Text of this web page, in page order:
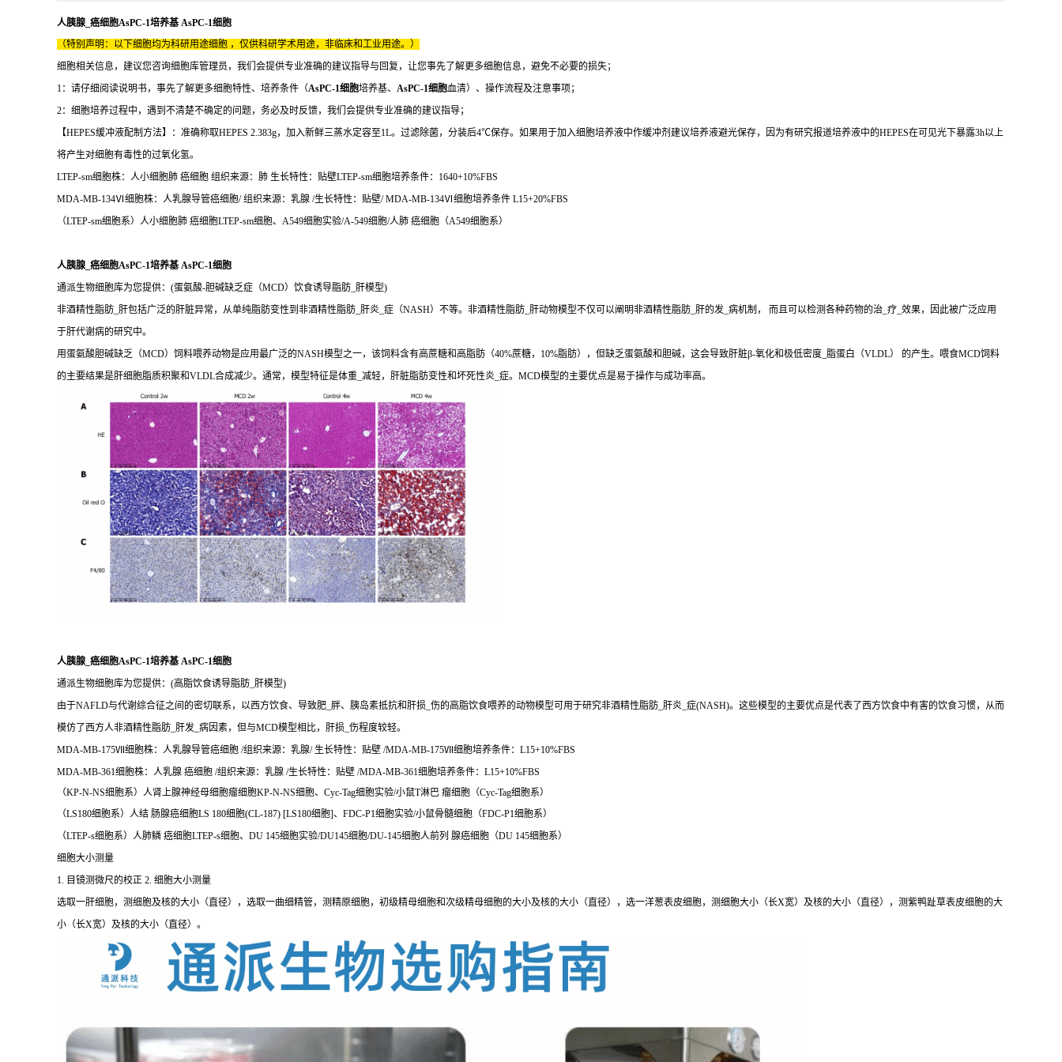
人胰腺_癌细胞AsPC-1培养基 AsPC-1细胞
（特别声明：以下细胞均为科研用途细胞 ，仅供科研学术用途，非临床和工业用途。）
细胞相关信息，建议您咨询细胞库管理员，我们会提供专业准确的建议指导与回复，让您事先了解更多细胞信息，避免不必要的损失；
1：请仔细阅读说明书，事先了解更多细胞特性、培养条件（AsPC-1细胞培养基、 AsPC-1细胞血清）、操作流程及注意事项；
2：细胞培养过程中，遇到不清楚不确定的问题，务必及时反馈，我们会提供专业准确的建议指导；
【HEPES缓冲液配制方法】：准确称取HEPES 2.383g，加入新鲜三蒸水定容至1L。过滤除菌，分装后4℃保存。如果用于加入细胞培养液中作缓冲剂建议培养液避光保存，因为有研究报道培养液中的HEPES在可见光下暴露3h以上
将产生对细胞有毒性的过氧化氢。
LTEP-sm细胞株：人小细胞肺 癌细胞 组织来源：肺 生长特性：贴壁LTEP-sm细胞培养条件：1640+10%FBS
MDA-MB-134Ⅵ细胞株：人乳腺导管癌细胞/ 组织来源：乳腺 /生长特性：贴壁/ MDA-MB-134Ⅵ细胞培养条件 L15+20%FBS
（LTEP-sm细胞系）人小细胞肺 癌细胞LTEP-sm细胞、A549细胞实验/A-549细胞/人肺 癌细胞（A549细胞系）
人胰腺_癌细胞AsPC-1培养基 AsPC-1细胞
通派生物细胞库为您提供：(蛋氨酸-胆碱缺乏症（MCD）饮食诱导脂肪_肝模型)
非酒精性脂肪_肝包括广泛的肝脏异常，从单纯脂肪变性到非酒精性脂肪_肝炎_症（NASH）不等。非酒精性脂肪_肝动物模型不仅可以阐明非酒精性脂肪_肝的发_病机制， 而且可以检测各种药物的治_疗_效果，因此被广泛应用
于肝代谢病的研究中。
用蛋氨酸胆碱缺乏（MCD）饲料喂养动物是应用最广泛的NASH模型之一，该饲料含有高蔗糖和高脂肪（40%蔗糖，10%脂肪），但缺乏蛋氨酸和胆碱，这会导致肝脏β-氧化和极低密度_脂蛋白（VLDL） 的产生。喂食MCD饲料
的主要结果是肝细胞脂质积聚和VLDL合成减少。通常，模型特征是体重_减轻，肝脏脂肪变性和坏死性炎_症。MCD模型的主要优点是易于操作与成功率高。
人胰腺_癌细胞AsPC-1培养基 AsPC-1细胞
通派生物细胞库为您提供：(高脂饮食诱导脂肪_肝模型)
由于NAFLD与代谢综合征之间的密切联系，以西方饮食、导致肥_胖、胰岛素抵抗和肝损_伤的高脂饮食喂养的动物模型可用于研究非酒精性脂肪_肝炎_症(NASH)。这些模型的主要优点是代表了西方饮食中有害的饮食习惯，从而
模仿了西方人非酒精性脂肪_肝发_病因素，但与MCD模型相比，肝损_伤程度较轻。
MDA-MB-175Ⅶ细胞株：人乳腺导管癌细胞 /组织来源：乳腺/ 生长特性：贴壁 /MDA-MB-175Ⅶ细胞培养条件：L15+10%FBS
MDA-MB-361细胞株：人乳腺 癌细胞 /组织来源：乳腺 /生长特性：贴壁 /MDA-MB-361细胞培养条件：L15+10%FBS
（KP-N-NS细胞系）人肾上腺神经母细胞瘤细胞KP-N-NS细胞、Cyc-Tag细胞实验/小鼠T淋巴 瘤细胞（Cyc-Tag细胞系）
（LS180细胞系）人结 肠腺癌细胞LS 180细胞(CL-187) [LS180细胞]、FDC-P1细胞实验/小鼠骨髓细胞（FDC-P1细胞系）
（LTEP-s细胞系）人肺鳞 癌细胞LTEP-s细胞、DU 145细胞实验/DU145细胞/DU-145细胞人前列 腺癌细胞（DU 145细胞系）
细胞大小测量
1. 目镜测微尺的校正 2. 细胞大小测量
选取一肝细胞，测细胞及核的大小（直径），选取一曲细精管，测精原细胞，初级精母细胞和次级精母细胞的大小及核的大小（直径），选一洋葱表皮细胞，测细胞大小（长X宽）及核的大小（直径），测紫鸭趾草表皮细胞的大
小（长X宽）及核的大小（直径）。